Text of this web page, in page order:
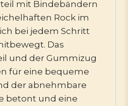
mit Bindebändern
Rock im
bei jedem Schritt
Das
und der Gummizug
für eine bequeme
der abnehmbare
betont und eine